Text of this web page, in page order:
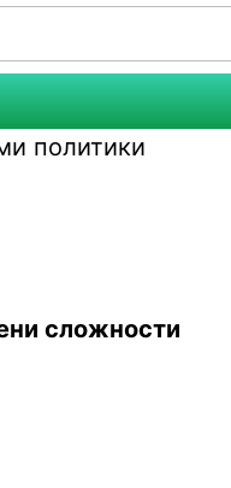
политики
сложности